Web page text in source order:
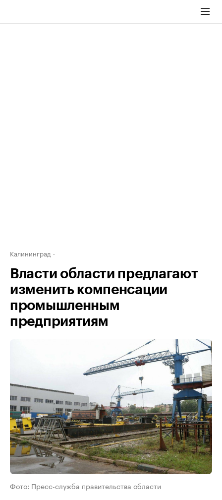
Калининград
Власти области предлагают
изменить компенсации
промышленным
предприятиям
Фото: Пресс-служба правительства области